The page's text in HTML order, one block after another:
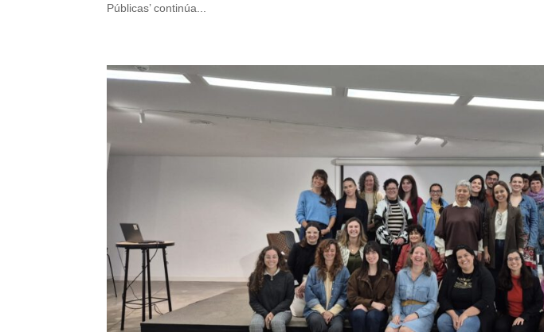
Públicas’ continúa...